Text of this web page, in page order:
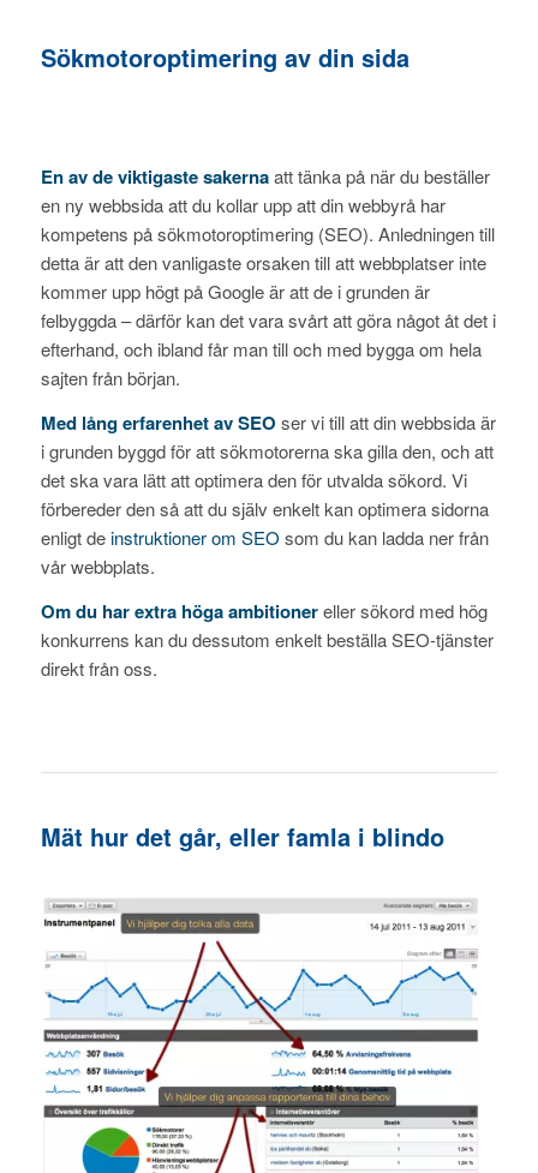
Sökmotoroptimering av din sida
En av de viktigaste sakernaatt tänka på när du beställer
en ny webbsida att du kollar upp att din webbyrå har
kompetens på sökmotoroptimering (SEO). Anledningen till
detta är att den vanligaste orsaken till att webbplatser inte
kommer upp högt på Google är att de i grunden är
felbyggda – därför kan det vara svårt att göra något åt det i
efterhand, och ibland får man till och med bygga om hela
sajten från början.
Med lång erfarenhet av SEO ser vi till att din webbsida är
i grunden byggd för att sökmotorerna ska gilla den, och att
det ska vara lätt att optimera den för utvalda sökord. Vi
förbereder den så att du själv enkelt kan optimera sidorna
enligt deinstruktioner om SEO som du kan ladda ner från
vår webbplats.
Om du har extra höga ambitionereller sökord med hög
konkurrens kan du dessutom enkelt beställa SEO-tjänster
direkt från oss.
Mät hur det går, eller famla i blindo